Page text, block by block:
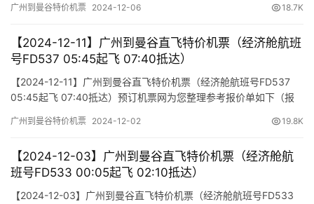
通知我方操作占位，相关税费需以出票当天为准）
广州到曼谷特价机票 2024-12-06 18.7K
【2024-12-11】广州到曼谷直飞特价机票（经济舱航班
号FD537 05:45起飞 07:40抵达）
【2024-12-11】广州到曼谷直飞特价机票（经济舱航班号FD537
05:45起飞 07:40抵达）预订机票网为您整理参考报价单如下（报
通知我方操作占位，相关税费需以出票当天为准）
广州到曼谷特价机票 2024-12-02 19.8K
【2024-12-03】广州到曼谷直飞特价机票（经济舱航
班号FD533 00:05起飞 02:10抵达）
【2024-12-03】广州到曼谷直飞特价机票（经济舱航班号FD533